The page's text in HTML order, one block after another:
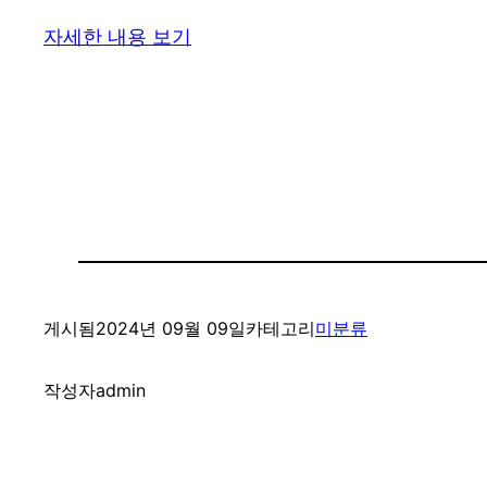
자세한 내용 보기
게시됨2024년 09월 09일카테고리미분류
작성자admin